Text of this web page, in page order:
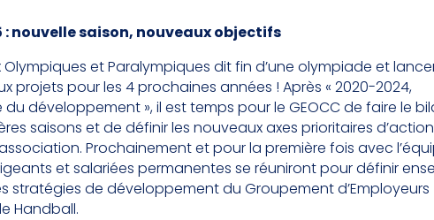
: nouvelle saison, nouveaux objectifs
Olympiques et Paralympiques dit fin d’une olympiade et
projets pour les 4 prochaines années ! Après « 2020-2024,
du développement », il est temps pour le GEOCC de faire le
saisons et de définir les nouveaux axes prioritaires
Prochainement et pour la première fois avec
et salariées permanentes se réuniront pour définir
stratégies de développement du Groupement d’Employeurs
Handball.